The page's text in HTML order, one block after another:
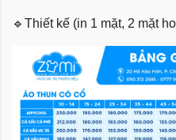
🔹 Thiết kế (in 1 mặt, 2 mặt